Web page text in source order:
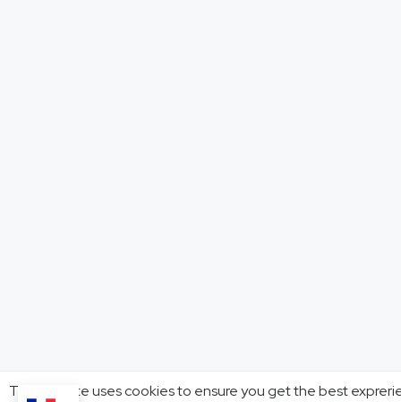
This website uses cookies to ensure you get the best